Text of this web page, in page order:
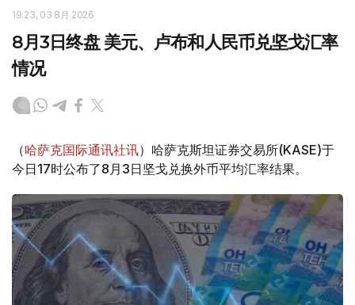
19:23, 03 8月 2026
8月3日终盘 美元、卢布和人民币兑坚戈汇率
情况
（哈萨克国际通讯社讯）哈萨克斯坦证券交易所(KASE)于
今日17时公布了8月3日坚戈兑换外币平均汇率结果。